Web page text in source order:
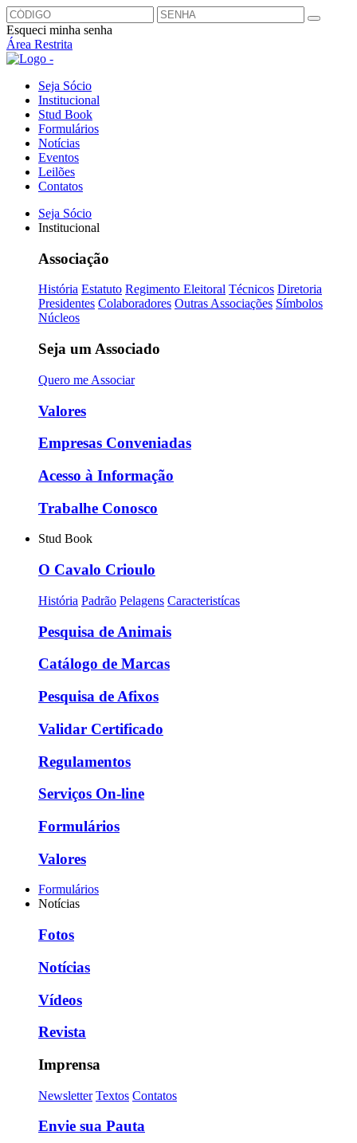
Esqueci minha senha
Área Restrita
Seja Sócio
Institucional
Stud Book
Formulários
Notícias
Eventos
Leilões
Contatos
Seja Sócio
Institucional
Associação
História Estatuto Regimento Eleitoral Técnicos Diretoria
Presidentes Colaboradores Outras Associações Símbolos
Núcleos
Seja um Associado
Quero me Associar
Valores
Empresas Conveniadas
Acesso à Informação
Trabalhe Conosco
Stud Book
O Cavalo Crioulo
História Padrão Pelagens Caracteristícas
Pesquisa de Animais
Catálogo de Marcas
Pesquisa de Afixos
Validar Certificado
Regulamentos
Serviços On-line
Formulários
Valores
Formulários
Notícias
Fotos
Notícias
Vídeos
Revista
Imprensa
Newsletter Textos Contatos
Envie sua Pauta